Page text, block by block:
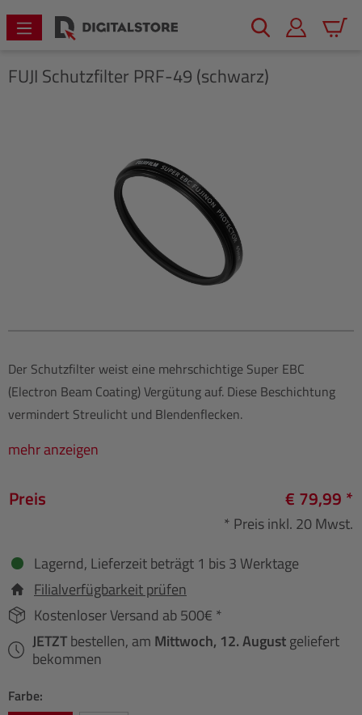
springen
FUJI Schutzfilter PRF-49 (schwarz)
Der Schutzfilter weist eine mehrschichtige Super EBC
(Electron Beam Coating) Vergütung auf. Diese Beschichtung
vermindert Streulicht und Blendenflecken.
mehr anzeigen
Preis € 79,99 *
* Preis inkl. 20 Mwst.
Lagernd, Lieferzeit beträgt 1 bis 3 Werktage
Filialverfügbarkeit prüfen
Kostenloser Versand ab 500€ *
JETZTbestellen, am Mittwoch, 12. Augustgeliefert
bekommen
Farbe: